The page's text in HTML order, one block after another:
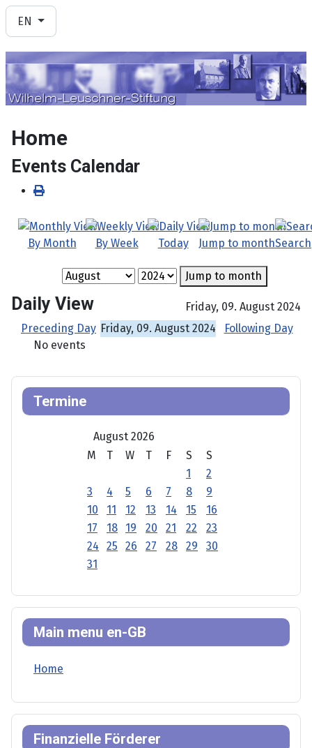
Select your language
EN
Home
Events Calendar
By Month By Week Today Jump to monthSearch
Jump to month
Daily View
Friday, 09. August 2024
Preceding Day Friday, 09. August 2024
Following Day
No events
Termine
August 2026
M
T W T F S
S
1
2
3
4 5 6 7 8
9
10
11 12 13 14 15
16
17
18 19 20 21 22
23
24
25 26 27 28 29
30
31
Main menu en-GB
Home
Finanzielle Förderer